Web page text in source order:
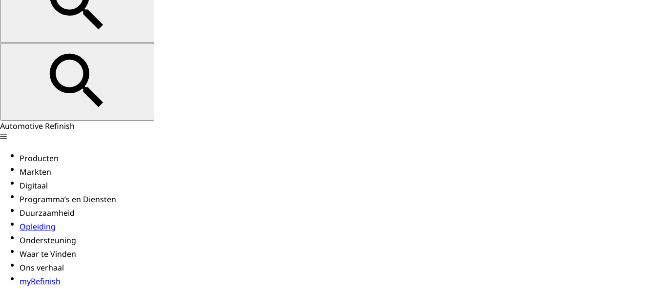
Automotive Refinish
Producten
Markten
Digitaal
Programma’s en Diensten
Duurzaamheid
Opleiding
Ondersteuning
Waar te Vinden
Ons verhaal
myRefinish